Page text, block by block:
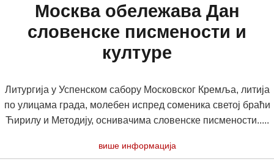
Москва обележава Дан
словенске писмености и
културе
Литургија у Успенском сабору Московског Кремља, литија
по улицама града, молебен испред соменика светој браћи
Ћирилу и Методију, оснивачима словенске писмености.....
више информација